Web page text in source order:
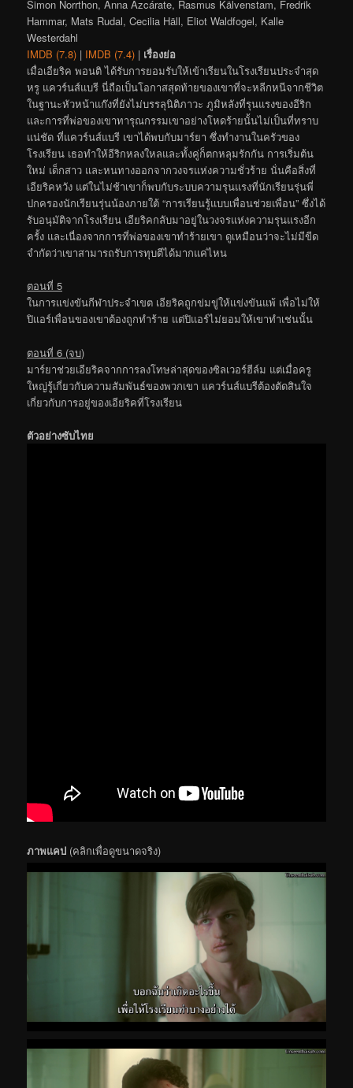
Simon Norrthon, Anna Azcárate, Rasmus Kälvenstam, Fredrik
Hammar, Mats Rudal, Cecilia Häll, Eliot Waldfogel, Kalle
Westerdahl
IMDB (7.8) | IMDB (7.4) | เรื่องย่อ
เมื่อเอียริค พอนติ ได้รับการยอมรับให้เข้าเรียนในโรงเรียนประจำสุด
หรู แควร์นส์แบรี นี่ถือเป็นโอกาสสุดท้ายของเขาที่จะหลีกหนีจากชีวิต
ในฐานะหัวหน้าแก๊งที่ยังไม่บรรลุนิติภาวะ ภูมิหลังที่รุนแรงของอีริก
และการที่พ่อของเขาทารุณกรรมเขาอย่างโหดร้ายนั้นไม่เป็นที่ทราบ
แน่ชัด ที่แควร์นส์แบรี เขาได้พบกับมาร์ยา ซึ่งทำงานในครัวของ
โรงเรียน เธอทำให้อีริกหลงใหลและทั้งคู่ก็ตกหลุมรักกัน การเริ่มต้น
ใหม่ เด็กสาว และหนทางออกจากวงจรแห่งความชั่วร้าย นั่นคือสิ่งที่
เอียริคหวัง แต่ในไม่ช้าเขาก็พบกับระบบความรุนแรงที่นักเรียนรุ่นพี่
ปกครองนักเรียนรุ่นน้องภายใต้ “การเรียนรู้แบบเพื่อนช่วยเพื่อน” ซึ่งได้
รับอนุมัติจากโรงเรียน เอียริคกลับมาอยู่ในวงจรแห่งความรุนแรงอีก
ครั้ง และเนื่องจากการที่พ่อของเขาทำร้ายเขา ดูเหมือนว่าจะไม่มีขีด
จำกัดว่าเขาสามารถรับการทุบตีได้มากแค่ไหน
ตอนที่ 5
ในการแข่งขันกีฬาประจำเขต เอียริคถูกข่มขู่ให้แข่งขันแพ้ เพื่อไม่ให้
ปิแอร์เพื่อนของเขาต้องถูกทำร้าย แต่ปิแอร์ไม่ยอมให้เขาทำเช่นนั้น
ตอนที่ 6 (จบ)
มาร์ยาช่วยเอียริคจากการลงโทษล่าสุดของซิลเวอร์ฮีล์ม แต่เมื่อครู
ใหญ่รู้เกี่ยวกับความสัมพันธ์ของพวกเขา แควร์นส์แบรีต้องตัดสินใจ
เกี่ยวกับการอยู่ของเอียริคที่โรงเรียน
ตัวอย่างซับไทย
ภาพแคป (คลิกเพื่อดูขนาดจริง)